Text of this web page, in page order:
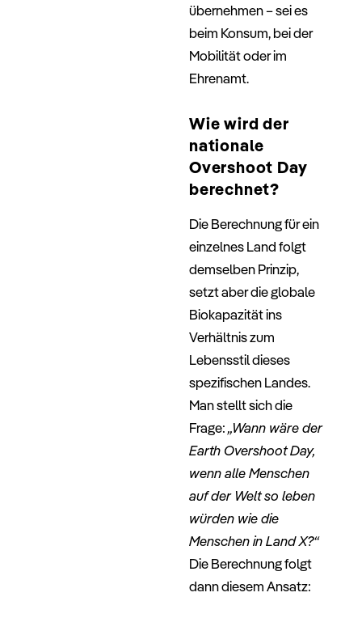
übernehmen – sei es
beim Konsum, bei der
Mobilität oder im
Ehrenamt.
Wie wird der
nationale
Overshoot Day
berechnet?
Die Berechnung für ein
einzelnes Land folgt
demselben Prinzip,
setzt aber die globale
Biokapazität ins
Verhältnis zum
Lebensstil dieses
spezifischen Landes.
Man stellt sich die
Frage:„Wann wäre der
Earth Overshoot Day,
wenn alle Menschen
auf der Welt so leben
würden wie die
Menschen in Land X?“
Die Berechnung folgt
dann diesem Ansatz: